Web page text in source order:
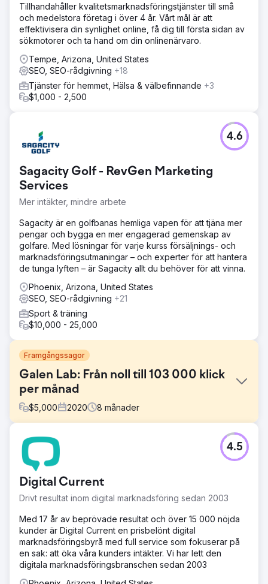
Tillhandahåller kvalitetsmarknadsföringstjänster till små
och medelstora företag i över 4 år. Vårt mål är att
effektivisera din synlighet online, få dig till första sidan av
sökmotorer och ta hand om din onlinenärvaro.
Tempe, Arizona, United States
SEO, SEO-rådgivning +18
Tjänster för hemmet, Hälsa & välbefinnande +3
$1,000 - 2,500
Sagacity Golf - RevGen Marketing
Services
Mer intäkter, mindre arbete
4.6
Sagacity är en golfbanas hemliga vapen för att tjäna mer
pengar och bygga en mer engagerad gemenskap av
golfare. Med lösningar för varje kurss försäljnings- och
marknadsföringsutmaningar – och experter för att hantera
de tunga lyften – är Sagacity allt du behöver för att vinna.
Phoenix, Arizona, United States
SEO, SEO-rådgivning +21
Sport & träning
$10,000 - 25,000
Framgångssagor
Galen Lab: Från noll till 103 000 klick
per månad
$5,000 2020 8 månader
Utmaning
När Galen Lab började samarbeta med Crabs Media för 6
år sedan hade varumärket nästan ingen organisk
synlighet eller webbplatstrafik. Företaget behövde en
stark digital grund, SEO- och GEO-struktur,
innehållsstrategi och en skalbar online-tillväxtplan för att
konkurrera på en alltmer konkurrensutsatt marknad för
hälso- och sjukvård och laboratorier.
Lösning
Crabs Media utvecklade och hanterade den kompletta
digitala tillväxtstrategin för Galen Lab. Vi byggde SEO-
och GEO-fokuserade innehållssystem, optimerade
webbplatsens tekniska prestanda, förbättrade
Digital Current
Drivt resultat inom digital marknadsföring sedan 2003
4.5
Med 17 år av beprövade resultat och över 15 000 nöjda
kunder är Digital Current en prisbelönt digital
marknadsföringsbyrå med full service som fokuserar på
en sak: att öka våra kunders intäkter. Vi har lett den
digitala marknadsföringsbranschen sedan 2003